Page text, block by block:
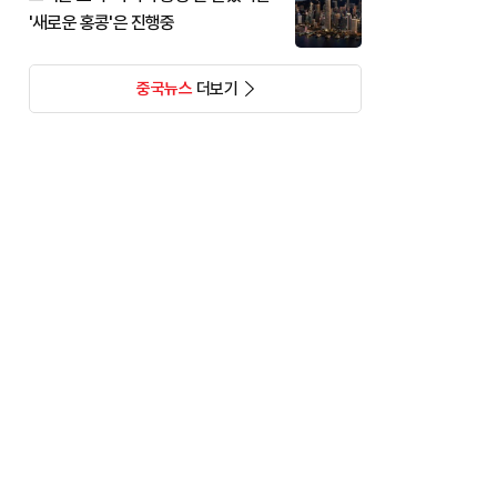
'새로운 홍콩'은 진행중
중국뉴스더보기